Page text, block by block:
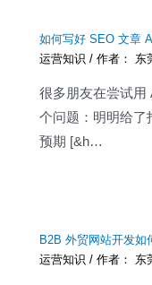
如何写好 SEO 文章
运营知识 / 作者： 东
很多朋友在尝试用
个问题：明明给了
预期 [&h…
B2B 外贸网站开发如
运营知识 / 作者： 东